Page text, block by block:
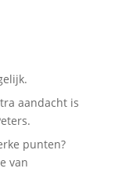
aandacht is
punten?
van